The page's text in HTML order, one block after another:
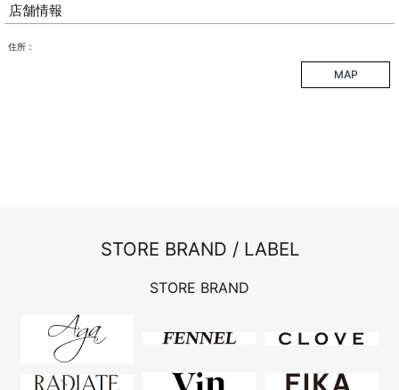
店舗情報
住所：
MAP
STORE BRAND / LABEL
STORE BRAND